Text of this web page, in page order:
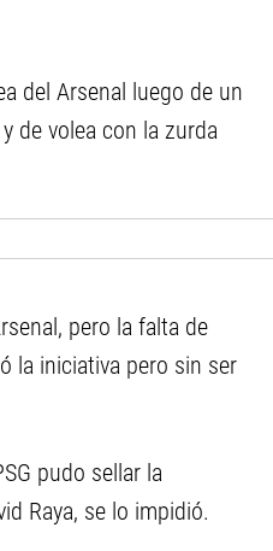
del Arsenal luego de un
de volea con la zurda
pero la falta de
la iniciativa pero sin ser
pudo sellar la
Raya, se lo impidió.